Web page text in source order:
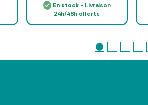
En stock - Livraison
24h/48h offerte